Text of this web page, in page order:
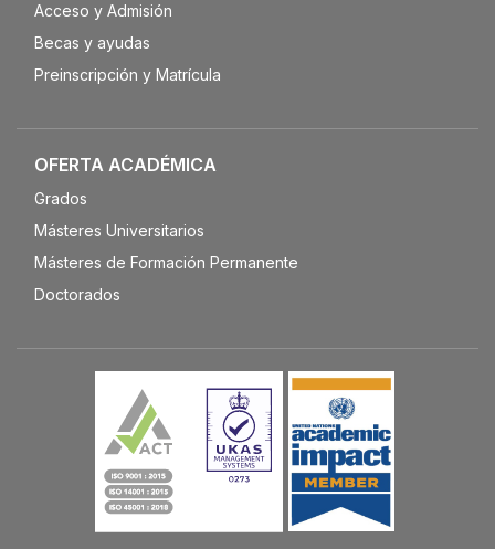
Acceso y Admisión
Becas y ayudas
Preinscripción y Matrícula
OFERTA ACADÉMICA
Grados
Másteres Universitarios
Másteres de Formación Permanente
Doctorados